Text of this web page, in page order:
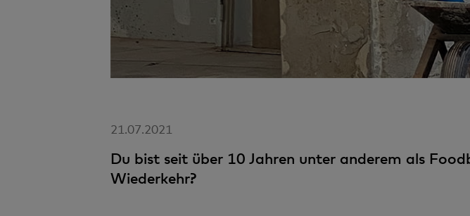
21.07.2021
Du bist seit über 10 Jahren unter anderem als
Wiederkehr?